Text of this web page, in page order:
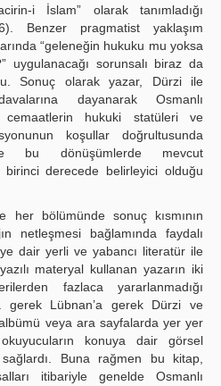
i İslam” olarak tanımladığı
Benzer pragmatist yaklaşım
“geleneğin hukuku mu yoksa
uygulanacağı sorunsalı biraz da
Sonuç olarak yazar, Dürzi ile
dayanarak Osmanlı
cemaatlerin hukuki statüleri ve
koşullar doğrultusunda
bu dönüşümlerde mevcut
birinci derecede belirleyici olduğu
her bölümünde sonuç kısmının
netleşmesi bağlamında faydalı
dair yerli ve yabancı literatür ile
materyal kullanan yazarın iki
fazlaca yararlanmadığı
gerek Lübnan’a gerek Dürzi ve
veya ara sayfalarda yer yer
konuya dair görsel
sağlardı. Buna rağmen bu kitap,
itibariyle genelde Osmanlı